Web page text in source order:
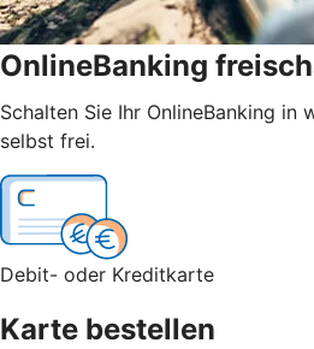
OnlineBanking
Schalten Sie Ihr OnlineBanking in
selbst frei.
Debit- oder Kreditkarte
Karte bestellen